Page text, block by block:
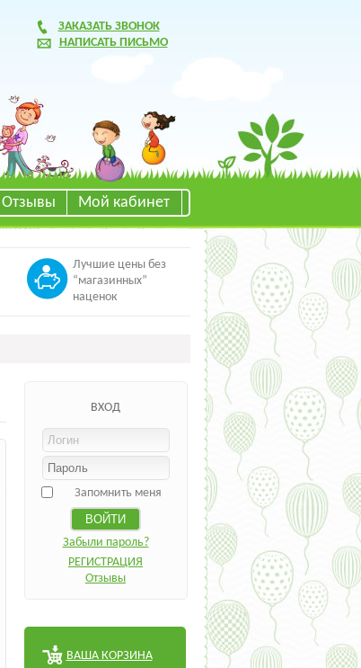
ЗАКАЗАТЬ ЗВОНОК
НАПИСАТЬ ПИСЬМО
Отзывы Мой кабинет
Лучшие цены без
“магазинных”
наценок
ВХОД
Запомнить меня
Забыли пароль?
РЕГИСТРАЦИЯ
Отзывы
ВАША КОРЗИНА